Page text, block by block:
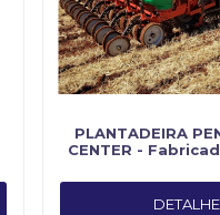
PLANTADEIRA
CENTER -